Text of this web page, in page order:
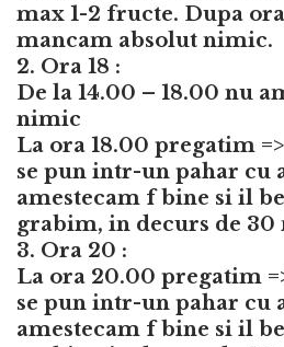
max 1-2 fructe. Dupa
mancam absolut nimic.
2. Ora 18 :
De la 14.00 – 18.00 nu
nimic
La ora 18.00 pregatim
se pun intr-un pahar cu
amestecam f bine si il
grabim, in decurs de 30
3. Ora 20 :
La ora 20.00 pregatim
se pun intr-un pahar cu
amestecam f bine si il